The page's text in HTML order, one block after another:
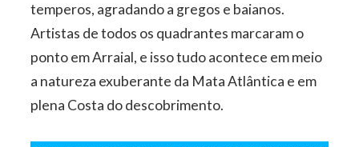
temperos, agradando a gregos e baianos.
Artistas de todos os quadrantes marcaram o
ponto em Arraial, e isso tudo acontece em meio
a natureza exuberante da Mata Atlântica e em
plena Costa do descobrimento.